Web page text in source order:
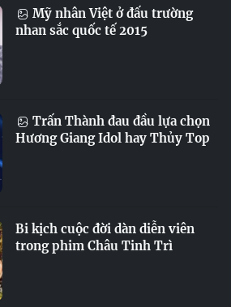
Mỹ nhân Việt ở đấu trường
nhan sắc quốc tế 2015
Trấn Thành đau đầu lựa chọn
Hương Giang Idol hay Thủy Top
Bi kịch cuộc đời dàn diễn viên
trong phim Châu Tinh Trì